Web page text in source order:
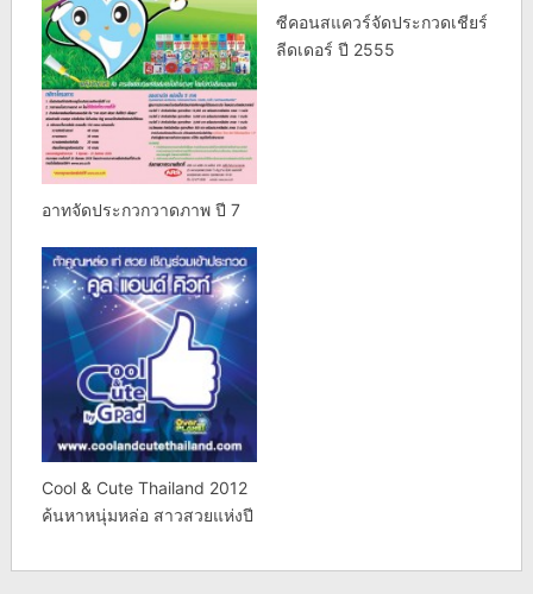
อาทจัดประกวกวาดภาพ ปี 7
ซีคอนสแควร์จัดประกวดเชียร์
ลีดเดอร์ ปี 2555
Cool & Cute Thailand 2012
ค้นหาหนุ่มหล่อ สาวสวยแห่งปี